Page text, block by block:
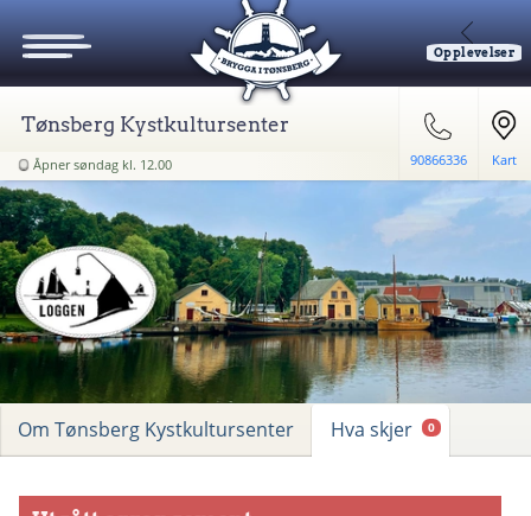
Opplevelser
Tønsberg Kystkultursenter
Åpner søndag kl. 12.00 90866336 Kart
Om Tønsberg Kystkultursenter Hva skjer 0